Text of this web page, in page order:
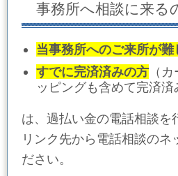
事務所へ相談に来る
当事務所へのご来所が難
すでに完済済みの方 （
ッピングも含めて完済済
は、過払い金の電話相談を
リンク先から電話相談のネ
ださい。